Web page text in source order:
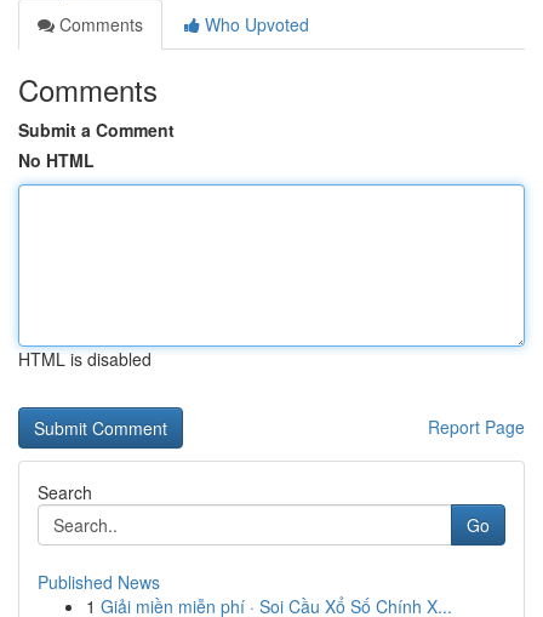
Comments
Who Upvoted
Comments
Submit a Comment
No HTML
HTML is disabled
Report Page
Search
Go
Published News
1 Giải miền miễn phí · Soi Cầu Xổ Số Chính X...